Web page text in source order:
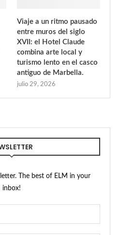
Viaje a un ritmo pausado
entre muros del siglo
XVII: el Hotel Claude
combina arte local y
turismo lento en el casco
antiguo de Marbella.
julio 29, 2026
The best of ELM in your
inbox!